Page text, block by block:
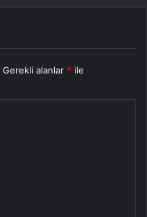
Gerekli alanlar * ile